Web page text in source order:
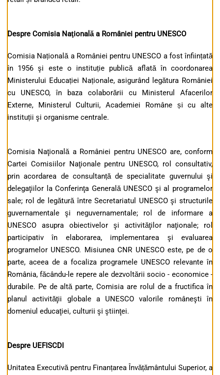
Despre Comisia Naţională a României pentru UNESCO
Comisia Națională a României pentru UNESCO a fost înființată
în 1956 şi este o instituție publică aflată în coordonarea
Ministerului Educației Naționale, asigurând legătura României
cu UNESCO, în baza colaborării cu Ministerul Afacerilor
Externe, Ministerul Culturii, Academiei Române și cu alte
instituții şi organisme centrale.
Comisia Naţională a României pentru UNESCO are, conform
Cartei Comisiilor Naţionale pentru UNESCO, rol consultativ,
prin acordarea de consultanță de specialitate guvernului şi
delegaţiilor la Conferinţa Generală UNESCO şi al programelor
sale; rol de legătură între Secretariatul UNESCO şi structurile
guvernamentale şi neguvernamentale; rol de informare a
UNESCO asupra obiectivelor şi activităţilor naţionale; rol
participativ în elaborarea, implementarea şi evaluarea
programelor UNESCO. Misiunea CNR UNESCO este, pe de o
parte, aceea de a focaliza programele UNESCO relevante în
România, făcându-le repere ale dezvoltării socio - economice -
durabile. Pe de altă parte, Comisia are rolul de a fructifica în
planul activităţii globale a UNESCO valorile româneşti în
domeniul educaţiei, culturii şi ştiinţei.
Despre UEFISCDI
Unitatea Executivă pentru Finanțarea Învățământului Superior, a